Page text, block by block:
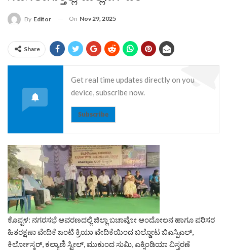
By Editor On Nov 29, 2025
Share
Get real time updates directly on you
device, subscribe now.
Subscribe
ಕೊಪ್ಪಳ: ನಗರಸಭೆ ಆವರಣದಲ್ಲಿ ಜಿಲ್ಲಾ ಬಚಾವೋ ಆಂದೋಲನ ಹಾಗೂ ಪರಿಸರ
ಹಿತರಕ್ಷಣಾ ವೇದಿಕೆ ಜಂಟಿ ಕ್ರಿಯಾ ವೇದಿಕೆಯಿಂದ ಬಲ್ಡೋಟ ಬಿಎಸ್ಪಿಎಲ್,
ಕಿರ್ಲೋಸ್ಕರ್, ಕಲ್ಯಾಣಿ ಸ್ಟೀಲ್, ಮುಕುಂದ ಸುಮಿ, ಎಕ್ಸಿಂಡಿಯಾ ವಿಸ್ತರಣೆ